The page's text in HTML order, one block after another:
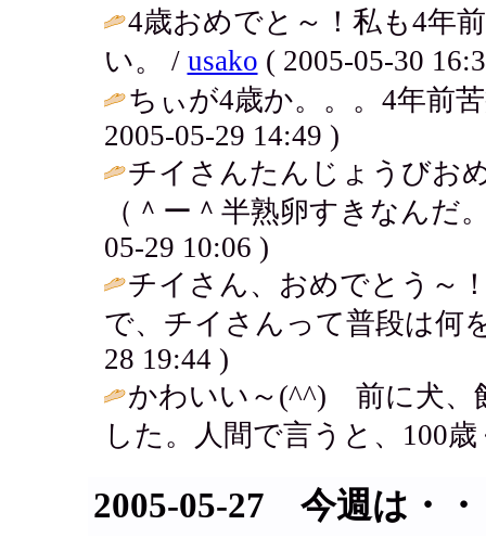
4歳おめでと～！私も4年
い。 / usako ( 2005-05-30
ちぃが4歳か。。。4年前
2005-05-29 14:49 )
チイさんたんじょうびお
（＾ー＾半熟卵すきなんだ
05-29 10:06 )
チイさん、おめでとう～
で、チイさんって普段は何
28 19:44 )
かわいい～(^^) 前に犬、
した。人間で言うと、100
2005-05-27 今週は・